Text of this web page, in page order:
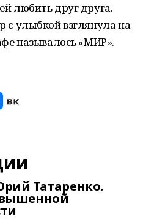
любить друг друга.
улыбкой взглянула на
называлось «МИР».
Татаренко.